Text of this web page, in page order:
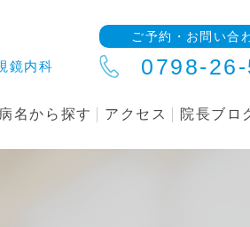
ご予約・お問い合
0798-
鏡内科
名から探す アクセス 院長ブロ